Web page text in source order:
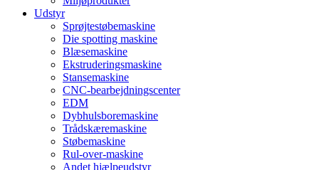
Udstyr
Sprøjtestøbemaskine
Die spotting maskine
Blæsemaskine
Ekstruderingsmaskine
Stansemaskine
CNC-bearbejdningscenter
EDM
Dybhulsboremaskine
Trådskæremaskine
Støbemaskine
Rul-over-maskine
Andet hjælpeudstyr